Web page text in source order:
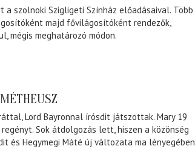
szolnoki Szigligeti Színház előadásaival. Több
majd fővilágosítóként rendezők,
mégis meghatározó módon.
Lord Bayronnal írósdit játszottak. Mary 19
Sok átdolgozás lett, hiszen a közönség
és Hegymegi Máté új változata ma lényegében